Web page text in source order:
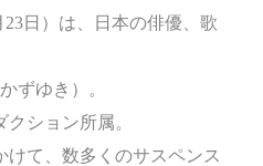
23日）は、日本の俳優、歌
ずゆき）。
ション所属。
けて、数多くのサスペンス